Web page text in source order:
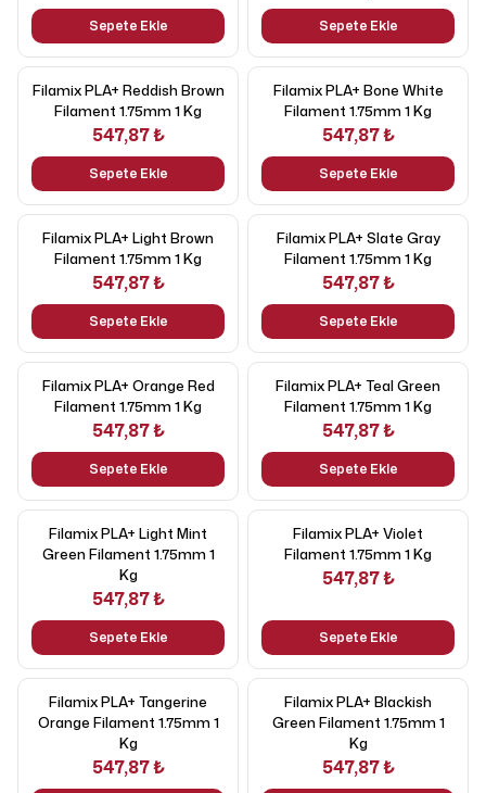
Sepete Ekle Sepete Ekle
Filamix PLA+ Reddish Brown
Filament 1.75mm 1 Kg
547,87 ₺
Sepete Ekle
Filamix PLA+ Bone White
Filament 1.75mm 1 Kg
547,87 ₺
Sepete Ekle
Filamix PLA+ Light Brown
Filament 1.75mm 1 Kg
547,87 ₺
Sepete Ekle
Filamix PLA+ Slate Gray
Filament 1.75mm 1 Kg
547,87 ₺
Sepete Ekle
Filamix PLA+ Orange Red
Filament 1.75mm 1 Kg
547,87 ₺
Sepete Ekle
Filamix PLA+ Teal Green
Filament 1.75mm 1 Kg
547,87 ₺
Sepete Ekle
Filamix PLA+ Light Mint
Green Filament 1.75mm 1
Kg
547,87 ₺
Sepete Ekle
Filamix PLA+ Violet
Filament 1.75mm 1 Kg
547,87 ₺
Sepete Ekle
Filamix PLA+ Tangerine
Orange Filament 1.75mm 1
Kg
547,87 ₺
Filamix PLA+ Blackish
Green Filament 1.75mm 1
Kg
547,87 ₺